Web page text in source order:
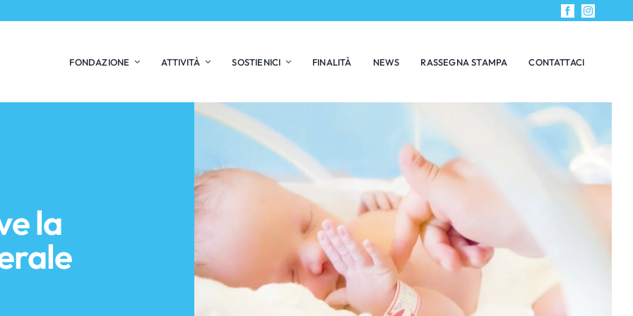
FONDAZIONE ATTIVITÀ SOSTIENICI FINALITÀ NEWS RASSEGNA STAMPA CONTATTACI
la